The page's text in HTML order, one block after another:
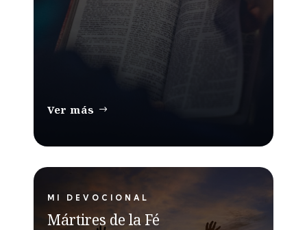
Ver más
MI DEVOCIONAL
Mártires de la Fé